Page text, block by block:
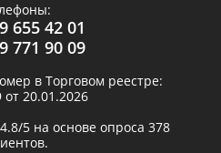
655 42 01
771 90 09
в Торговом реестре:
20.01.2026
4.8/5 на основе опроса 378